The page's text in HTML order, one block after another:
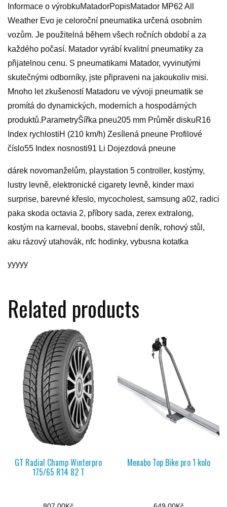
Informace o výrobkuMatadorPopisMatador MP62 All
Weather Evo je celoroční pneumatika určená osobním
vozům. Je použitelná během všech ročních období a za
každého počasí. Matador vyrábí kvalitní pneumatiky za
přijatelnou cenu. S pneumatikami Matador, vyvinutými
skutečnými odborníky, jste připraveni na jakoukoliv misi.
Mnoho let zkušeností Matadoru ve vývoji pneumatik se
promítá do dynamických, moderních a hospodárných
produktů.ParametryŠířka pneu205 mm Průměr diskuR16
Index rychlostiH (210 km/h) Zesílená pneune Profilové
číslo55 Index nosnosti91 Li Dojezdová pneune
dárek novomanželům, playstation 5 controller, kostýmy,
lustry levně, elektronické cigarety levně, kinder maxi
surprise, barevné křeslo, mycocholest, samsung a02, radici
paka skoda octavia 2, příbory sada, zerex extralong,
kostým na karneval, boobs, stavební deník, rohový stůl,
aku rázový utahovák, nfc hodinky, vybusna kotatka
yyyyy
Related products
GT Radial Champ Winterpro
175/65 R14 82 T
Menabo Top Bike pro 1 kolo